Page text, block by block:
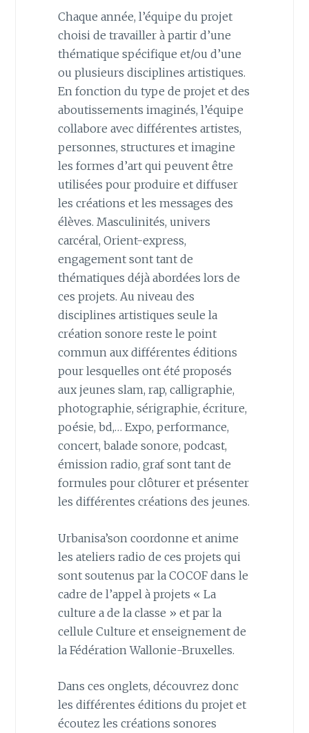
Chaque année, l’équipe du projet
choisi de travailler à partir d’une
thématique spécifique et/ou d’une
ou plusieurs disciplines artistiques.
En fonction du type de projet et des
aboutissements imaginés, l’équipe
collabore avec différent·e·s artistes,
personnes, structures et imagine
les formes d’art qui peuvent être
utilisées pour produire et diffuser
les créations et les messages des
élèves. Masculinités, univers
carcéral, Orient-express,
engagement sont tant de
thématiques déjà abordées lors de
ces projets. Au niveau des
disciplines artistiques seule la
création sonore reste le point
commun aux différentes éditions
pour lesquelles ont été proposés
aux jeunes slam, rap, calligraphie,
photographie, sérigraphie, écriture,
poésie, bd,… Expo, performance,
concert, balade sonore, podcast,
émission radio, graf sont tant de
formules pour clôturer et présenter
les différentes créations des jeunes.
Urbanisa’son coordonne et anime
les ateliers radio de ces projets qui
sont soutenus par la COCOF dans le
cadre de l’appel à projets « La
culture a de la classe » et par la
cellule Culture et enseignement de
la Fédération Wallonie-Bruxelles.
Dans ces onglets, découvrez donc
les différentes éditions du projet et
écoutez les créations sonores